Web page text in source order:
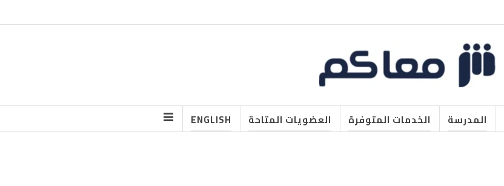
المدرسة الخدمات المتوفرة العضويات المتاحة ENGLISH